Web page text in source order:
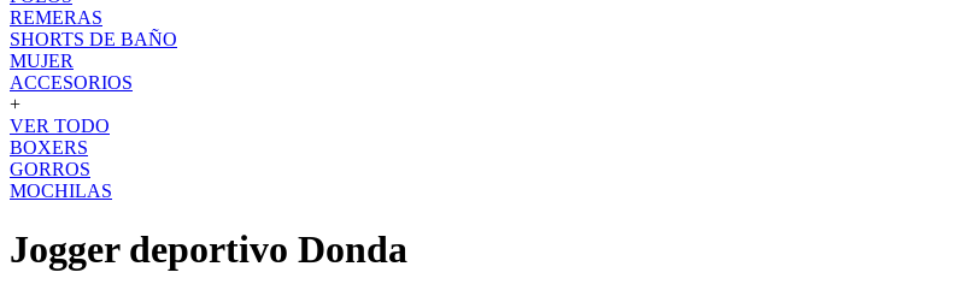
REMERAS
SHORTS DE BAÑO
MUJER
ACCESORIOS
+
VER TODO
BOXERS
GORROS
MOCHILAS
Jogger deportivo Donda